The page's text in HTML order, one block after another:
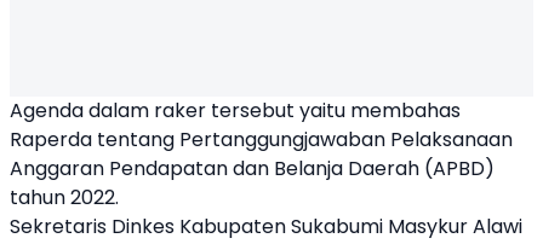
Agenda dalam raker tersebut yaitu membahas
Raperda tentang Pertanggungjawaban Pelaksanaan
Anggaran Pendapatan dan Belanja Daerah (APBD)
tahun 2022.
Sekretaris Dinkes Kabupaten Sukabumi Masykur Alawi